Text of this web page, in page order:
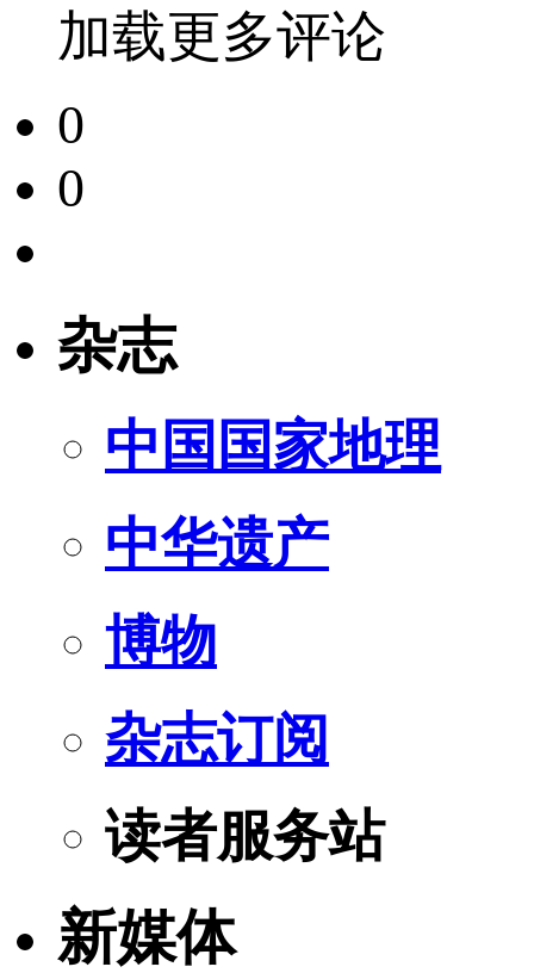
加载更多评论
0
0
杂志
中国国家地理
中华遗产
博物
杂志订阅
读者服务站
新媒体